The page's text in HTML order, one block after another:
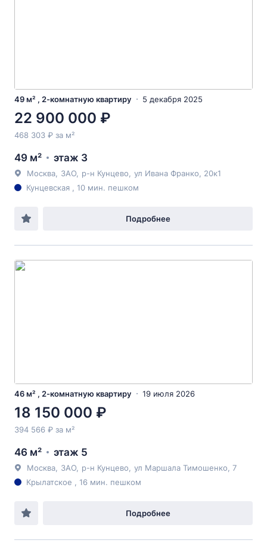
49 м² , 2-комнатную квартиру 5 декабря 2025
22 900 000 ₽
468 303 ₽ за м²
49 м² этаж 3
Москва ЗАО р-н Кунцево ул Ивана Франко , 20к1
Кунцевская , 10 мин. пешком
Подробнее
46 м² , 2-комнатную квартиру 19 июля 2026
18 150 000 ₽
394 566 ₽ за м²
46 м² этаж 5
Москва ЗАО р-н Кунцево ул Маршала Тимошенко , 7
Крылатское , 16 мин. пешком
Подробнее